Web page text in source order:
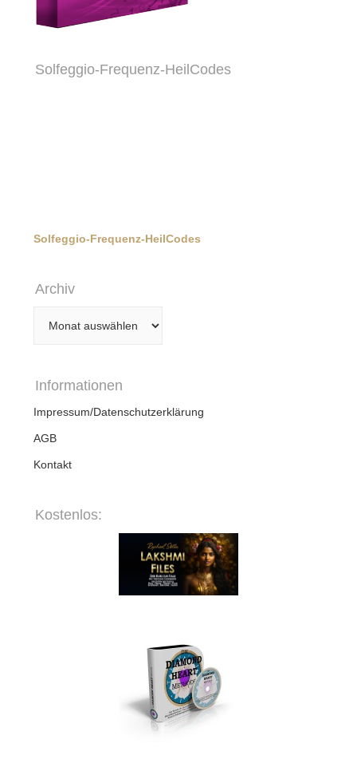
Solfeggio-Frequenz-HeilCodes
Solfeggio-Frequenz-HeilCodes
Archiv
Informationen
Impressum/Datenschutzerklärung
AGB
Kontakt
Kostenlos: